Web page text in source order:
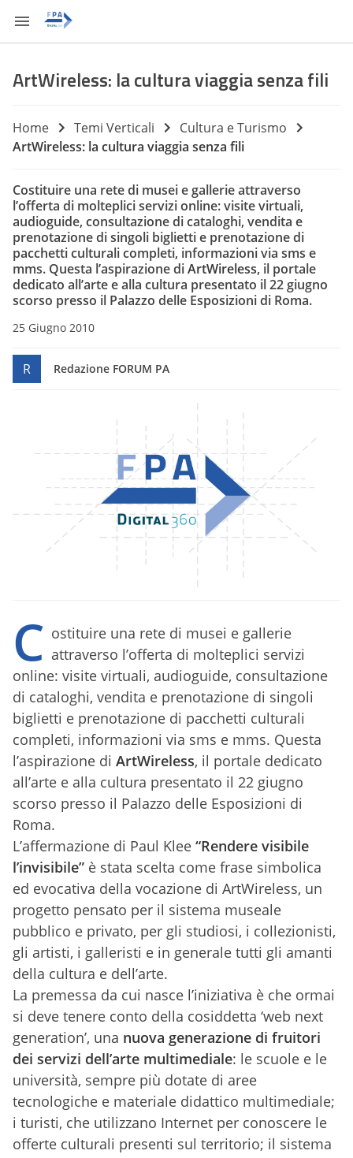
ArtWireless: la cultura viaggia senza fili
Home Temi Verticali
Cultura e Turismo
ArtWireless: la cultura viaggia senza fili
Costituire una rete di musei e gallerie attraverso
l’offerta di molteplici servizi online: visite virtuali,
audioguide, consultazione di cataloghi, vendita e
prenotazione di singoli biglietti e prenotazione di
pacchetti culturali completi, informazioni via sms e
mms. Questa l’aspirazione diArtWireless, il portale
dedicato all’arte e alla cultura presentato il 22 giugno
scorso presso il Palazzo delle Esposizioni di Roma.
25 Giugno 2010
R Redazione FORUM PA
C ostituire una rete di musei e gallerie
attraverso l’offerta di molteplici servizi
online: visite virtuali, audioguide, consultazione
di cataloghi, vendita e prenotazione di singoli
biglietti e prenotazione di pacchetti culturali
completi, informazioni via sms e mms. Questa
l’aspirazione di ArtWireless, il portale dedicato
all’arte e alla cultura presentato il 22 giugno
scorso presso il Palazzo delle Esposizioni di
Roma.
L’affermazione di Paul Klee “Rendere visibile
l’invisibile” è stata scelta come frase simbolica
ed evocativa della vocazione di ArtWireless, un
progetto pensato per il sistema museale
pubblico e privato, per gli studiosi, i collezionisti,
gli artisti, i galleristi e in generale tutti gli amanti
della cultura e dell’arte.
La premessa da cui nasce l’iniziativa è che ormai
si deve tenere conto della cosiddetta ‘web next
generation’, una nuova generazione di fruitori
dei servizi dell’arte multimediale: le scuole e le
università, sempre più dotate di aree
tecnologiche e materiale didattico multimediale;
i turisti, che utilizzano Internet per conoscere le
offerte culturali presenti sul territorio; il sistema